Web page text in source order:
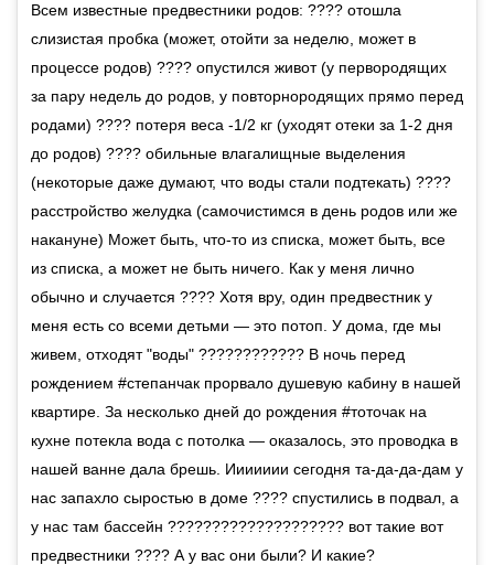
Всем известные предвестники родов: ???? отошла
слизистая пробка (может, отойти за неделю, может в
процессе родов) ???? опустился живот (у первородящих
за пару недель до родов, у повторнородящих прямо перед
родами) ???? потеря веса -1/2 кг (уходят отеки за 1-2 дня
до родов) ???? обильные влагалищные выделения
(некоторые даже думают, что воды стали подтекать) ????
расстройство желудка (самочистимся в день родов или же
накануне) Может быть, что-то из списка, может быть, все
из списка, а может не быть ничего. Как у меня лично
обычно и случается ???? Хотя вру, один предвестник у
меня есть со всеми детьми — это потоп. У дома, где мы
живем, отходят "воды" ???????????? В ночь перед
рождением #степанчак прорвало душевую кабину в нашей
квартире. За несколько дней до рождения #тоточак на
кухне потекла вода с потолка — оказалось, это проводка в
нашей ванне дала брешь. Иииииии сегодня та-да-да-дам у
нас запахло сыростью в доме ???? спустились в подвал, а
у нас там бассейн ???????????????????? вот такие вот
предвестники ???? А у вас они были? И какие?